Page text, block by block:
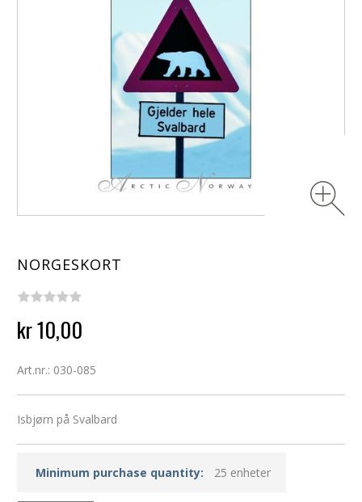
NORGESKORT
kr 10,00
Art.nr.: 030-085
Isbjørn på Svalbard
Minimum purchase quantity: 25 enheter